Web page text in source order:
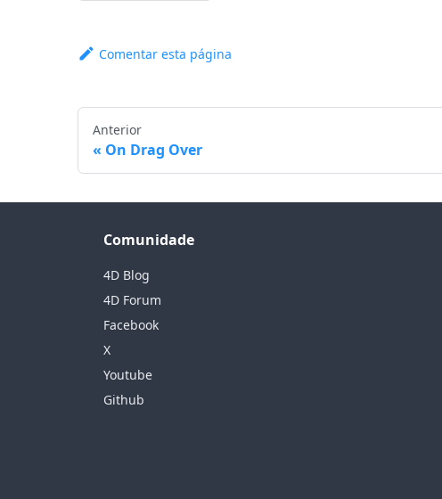
Comentar esta página
Anterior
On Drag Over
Comunidade
4D Blog
4D Forum
Facebook
X
Youtube
Github